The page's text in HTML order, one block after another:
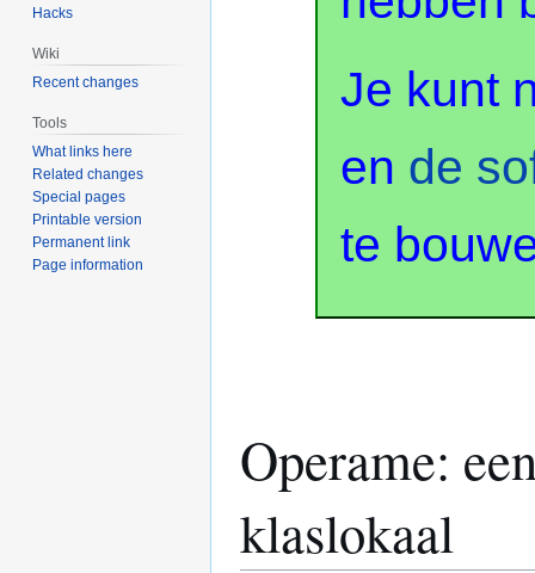
Je kunt
en de
te
Operame:
klaslokaal
Hacks
Wiki
Recent changes
Tools
What links here
Related changes
Special pages
Printable version
Permanent link
Page information